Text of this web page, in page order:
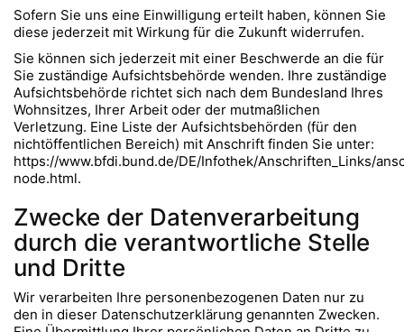
Sofern Sie uns eine Einwilligung erteilt haben, können Sie
diese jederzeit mit Wirkung für die Zukunft widerrufen.
Sie können sich jederzeit mit einer Beschwerde an die für
Sie zuständige Aufsichtsbehörde wenden. Ihre zuständige
Aufsichtsbehörde richtet sich nach dem Bundesland Ihres
Wohnsitzes, Ihrer Arbeit oder der mutmaßlichen
Verletzung. Eine Liste der Aufsichtsbehörden (für den
nichtöffentlichen Bereich) mit Anschrift finden Sie unter:
https://www.bfdi.bund.de/DE/Infothek/Anschriften_Links/
node.html.
Zwecke der Datenverarbeitung
durch die verantwortliche Stelle
und Dritte
Wir verarbeiten Ihre personenbezogenen Daten nur zu
den in dieser Datenschutzerklärung genannten Zwecken.